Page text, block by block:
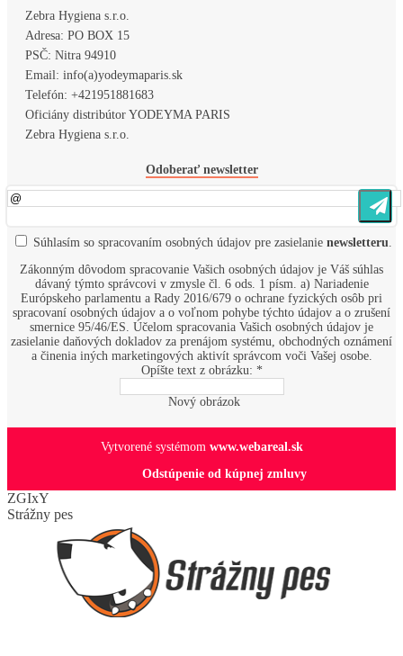
Zebra Hygiena s.r.o.
Adresa: PO BOX 15
PSČ: Nitra 94910
Email: info(a)yodeymaparis.sk
Telefón: +421951881683
Oficiány distribútor YODEYMA PARIS
Zebra Hygiena s.r.o.
Odoberať newsletter
Súhlasím so spracovaním osobných údajovpre zasielanie newsletteru
Zákonným dôvodom spracovanie Vašich osobných údajov je Váš súhlas
dávaný týmto správcovi v zmysle čl. 6 ods. 1 písm. a) Nariadenie
Európskeho parlamentu a Rady 2016/679 o ochrane fyzických osôb pri
spracovaní osobných údajov a o voľnom pohybe týchto údajov a o zrušení
smernice 95/46/ES. Účelom spracovania Vašich osobných údajov je
zasielanie daňových dokladov za prenájom systému, obchodných oznámení
a činenia iných marketingových aktivít správcom voči Vašej osobe.
Opíšte text z obrázku: *
Nový obrázok
Vytvorené systémom www.webareal.sk
Odstúpenie od kúpnej zmluvy
ZGIxY
Strážny pes